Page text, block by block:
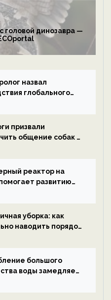
головой динозавра —
назвал
глобального
призвали
общение собак с
реактор на
развитию
уборка: как
наводить порядок
большого
воды замедляет